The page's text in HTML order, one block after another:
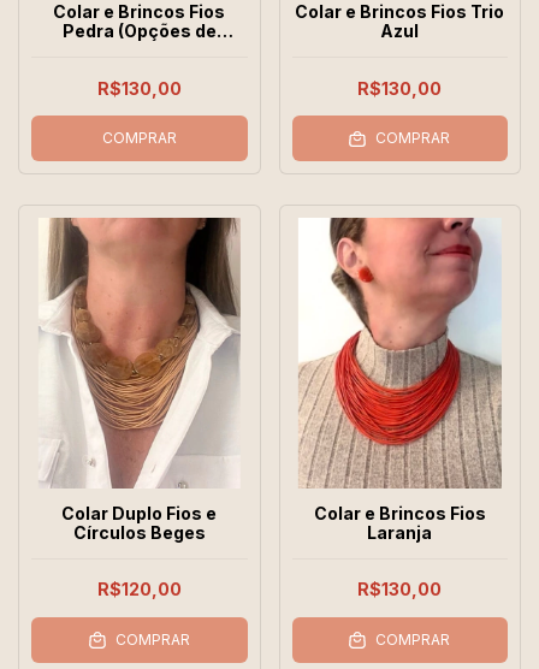
Colar e Brincos Fios
Pedra (Opções de
R$130,00
COMPRAR
Colar e Brincos Fios Trio
Azul
R$130,00
COMPRAR
Colar Duplo Fios e
Círculos Beges
R$120,00
COMPRAR
Colar e Brincos Fios
Laranja
R$130,00
COMPRAR